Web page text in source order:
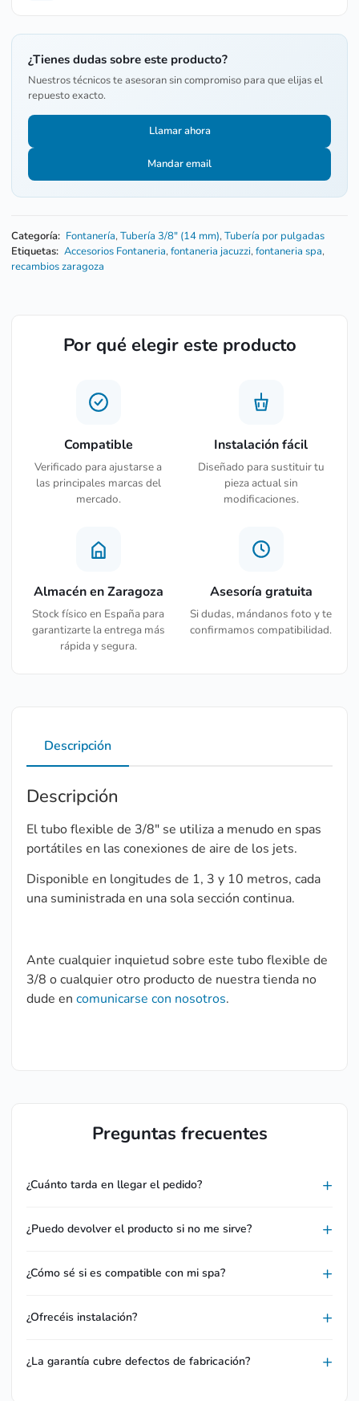
¿Tienes dudas sobre este producto?
Nuestros técnicos te asesoran sin compromiso para que elijas el
repuesto exacto.
Llamar ahora
Mandar email
Categoría: Fontanería,Tubería 3/8" (14 mm),Tubería por pulgadas
Etiquetas: Accesorios Fontaneria,fontaneria jacuzzi,fontaneria spa,
recambios zaragoza
Por qué elegir este producto
Compatible
Verificado para ajustarse a
las principales marcas del
mercado.
Instalación fácil
Diseñado para sustituir tu
pieza actual sin
modificaciones.
Almacén en Zaragoza
Stock físico en España para
garantizarte la entrega más
rápida y segura.
Asesoría gratuita
Si dudas, mándanos foto y te
confirmamos compatibilidad.
Descripción
Descripción
El tubo flexible de 3/8″ se utiliza a menudo en spas
portátiles en las conexiones de aire de los jets.
Disponible en longitudes de 1, 3 y 10 metros, cada
una suministrada en una sola sección continua.
Ante cualquier inquietud sobre este tubo flexible de
3/8 o cualquier otro producto de nuestra tienda no
dude en comunicarse con nosotros.
Preguntas frecuentes
¿Cuánto tarda en llegar el pedido?
¿Puedo devolver el producto si no me sirve?
¿Cómo sé si es compatible con mi spa?
¿Ofrecéis instalación?
¿La garantía cubre defectos de fabricación?